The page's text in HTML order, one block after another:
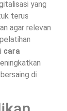
yang
terus
agar relevan
cara
di